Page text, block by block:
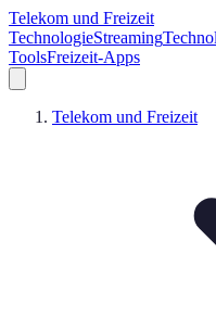
Telekom und Freizeit
TechnologieStreaming
ToolsFreizeit-Apps
Telekom und Freizeit